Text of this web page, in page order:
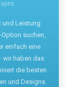
und Leistung
suchen,
einfach eine
wir haben das
die besten
und Designs.